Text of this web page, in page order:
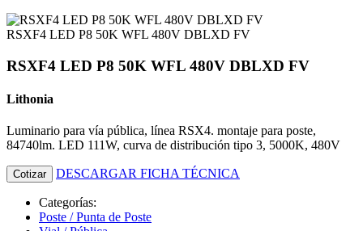
RSXF4 LED P8 50K WFL 480V DBLXD FV
RSXF4 LED P8 50K WFL 480V DBLXD FV
Lithonia
Luminario para vía pública, línea RSX4. montaje para poste,
84740lm. LED 111W, curva de distribución tipo 3, 5000K, 480V
Cotizar DESCARGAR FICHA TÉCNICA
Categorías:
Poste / Punta de Poste